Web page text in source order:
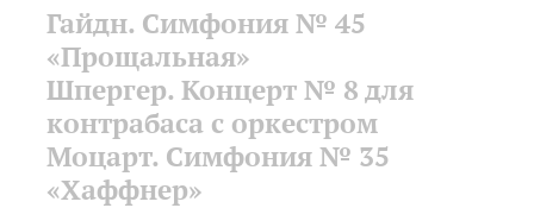
Гайдн. Симфония № 45
«Прощальная»
Шпергер. Концерт № 8 для
контрабаса с оркестром
Моцарт. Симфония № 35
«Хаффнер»